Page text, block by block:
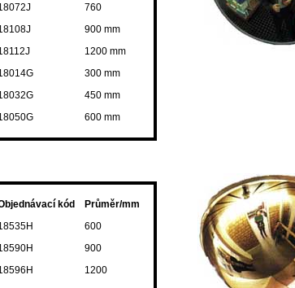
760
900 mm
1200 mm
300 mm
450 mm
600 mm
kód
Průměr/mm
600
900
1200